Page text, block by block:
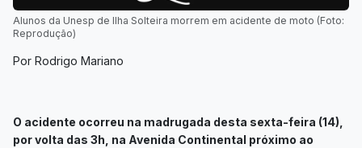
Alunos da Unesp de Ilha Solteira morrem em acidente de moto (Foto:
Reprodução)
Por Rodrigo Mariano
O acidente ocorreu na madrugada desta sexta-feira (14),
por volta das 3h, na Avenida Continental próximo ao